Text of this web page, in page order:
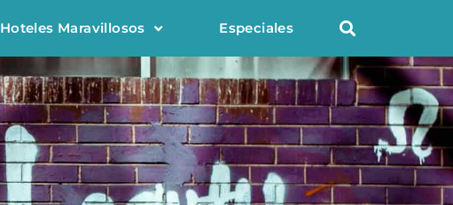
Hoteles Maravillosos Especiales